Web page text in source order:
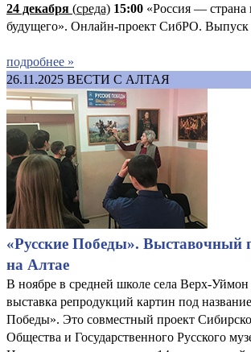
24 декабря (среда) 15:00 «Россия — страна
будущего». Онлайн-проект СибРО. Выпуск
подробнее »
26.11.2025 ВЕСТИ С АЛТАЯ
«Русские Победы». Выставочный
на Алтае
В ноябре в средней школе села Верх-Уймон
выставка репродукций картин под
Победы». Это совместный проект
Общества и Государственного Русского